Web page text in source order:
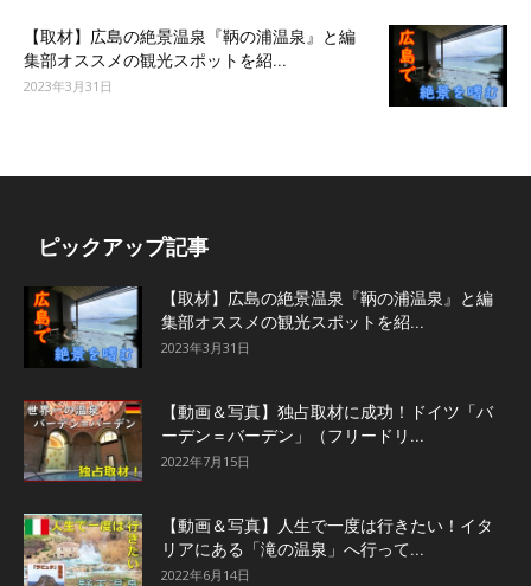
【取材】広島の絶景温泉『鞆の浦温泉』と編
集部オススメの観光スポットを紹...
2023年3月31日
ピックアップ記事
【取材】広島の絶景温泉『鞆の浦温泉』と編
集部オススメの観光スポットを紹...
2023年3月31日
【動画＆写真】独占取材に成功！ドイツ「バ
ーデン＝バーデン」（フリードリ...
2022年7月15日
【動画＆写真】人生で一度は行きたい！イタ
リアにある「滝の温泉」へ行って...
2022年6月14日